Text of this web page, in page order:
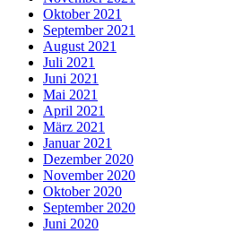
Oktober 2021
September 2021
August 2021
Juli 2021
Juni 2021
Mai 2021
April 2021
März 2021
Januar 2021
Dezember 2020
November 2020
Oktober 2020
September 2020
Juni 2020